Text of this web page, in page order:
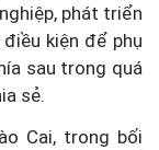
phát triển
kiện để phụ
sau trong quá
sẻ.
Cai, trong bối